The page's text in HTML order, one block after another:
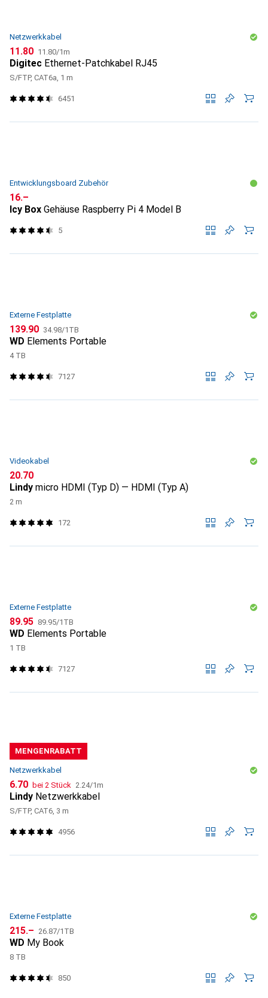
Netzwerkkabel
CHF
11.80 CHF
11.80/1m
Digitec Ethernet-Patchkabel RJ45
S/FTP, CAT6a, 1 m
6451
Entwicklungsboard Zubehör
CHF
16.–
Icy Box Gehäuse Raspberry Pi 4 Model B
5
Externe Festplatte
CHF
139.90 CHF
34.98/1TB
WD Elements Portable
4 TB
7127
Videokabel
CHF
20.70
Lindy micro HDMI (Typ D) — HDMI (Typ A)
2 m
172
Externe Festplatte
CHF
89.95 CHF
89.95/1TB
WD Elements Portable
1 TB
7127
MENGENRABATT
Netzwerkkabel
CHF
6.70 bei 2 Stück CHF
2.24/1m
Lindy Netzwerkkabel
S/FTP, CAT6, 3 m
4956
Externe Festplatte
CHF
215.– CHF
26.87/1TB
WD My Book
8 TB
850